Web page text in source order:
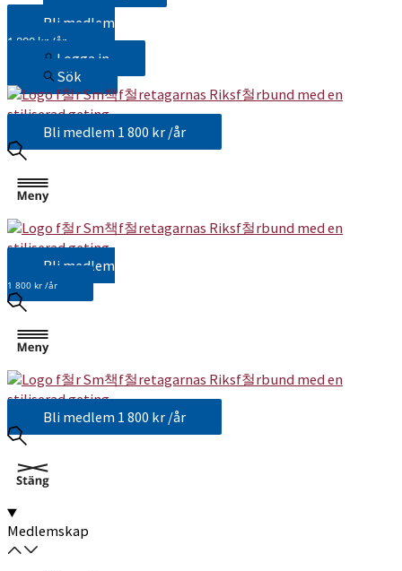
Bli medlem
1 800 kr /år
Logga in
Sök
Bli medlem 1 800 kr /år
Bli medlem
1 800 kr /år
Bli medlem 1 800 kr /år
Medlemskap